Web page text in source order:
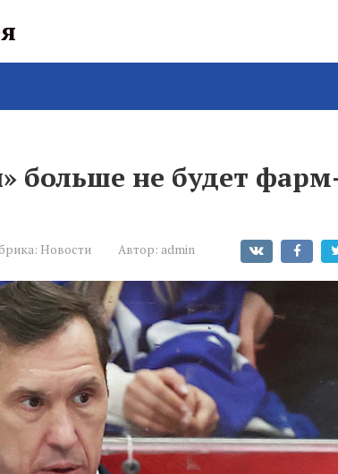
больше не будет
Новости Автор: admin